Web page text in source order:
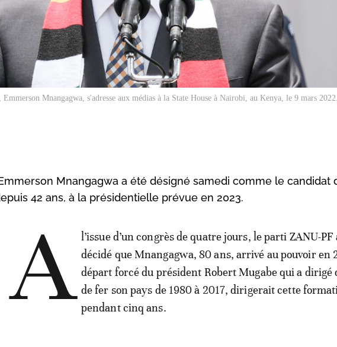
Mnangagwa, s'adresse aux médias à la State House à Nairobi, au Kenya, le 9 mars
Mnangagwa a été désigné samedi comme le candidat
42 ans, à la présidentielle prévue en 2023.
A l’issue d’un congrès de quatre jours, le parti ZANU-
décidé que Mnangagwa, 80 ans, arrivé au pouvoir en
départ forcé du président Robert Mugabe qui a dirigé
de fer son pays de 1980 à 2017, dirigerait cette
pendant cinq ans.